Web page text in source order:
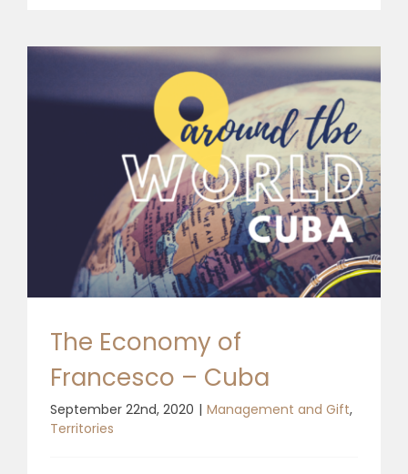
The Economy of
Francesco – Cuba
September 22nd, 2020 | Management and Gift,
Territories